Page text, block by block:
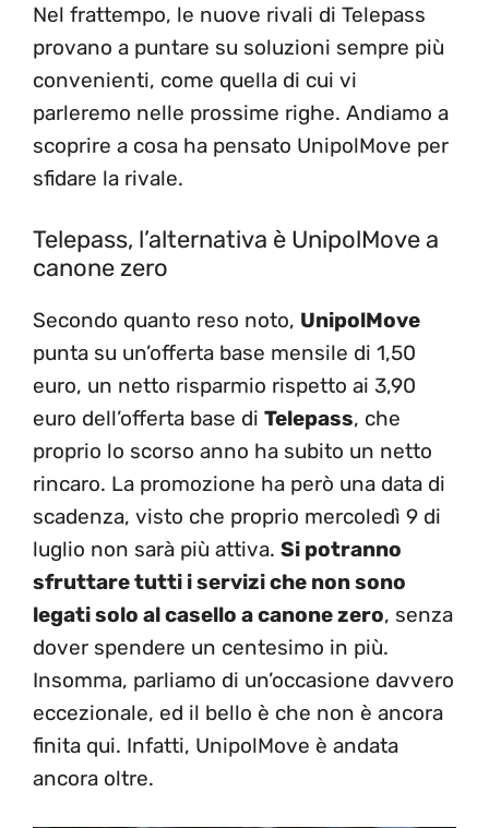
Nel frattempo, le nuove rivali di Telepass
provano a puntare su soluzioni sempre più
convenienti, come quella di cui vi
parleremo nelle prossime righe. Andiamo a
scoprire a cosa ha pensato UnipolMove per
sfidare la rivale.
Telepass, l’alternativa è UnipolMove a
canone zero
Secondo quanto reso noto, UnipolMove
punta su un’offerta base mensile di 1,50
euro, un netto risparmio rispetto ai 3,90
euro dell’offerta base di Telepass, che
proprio lo scorso anno ha subito un netto
rincaro. La promozione ha però una data di
scadenza, visto che proprio mercoledì 9 di
luglio non sarà più attiva. Si potranno
sfruttare tutti i servizi che non sono
legati solo al casello a canone zero, senza
dover spendere un centesimo in più.
Insomma, parliamo di un’occasione davvero
eccezionale, ed il bello è che non è ancora
finita qui. Infatti, UnipolMove è andata
ancora oltre.